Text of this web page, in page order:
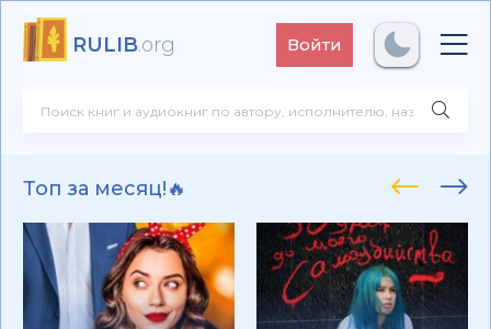
RULIB.org Войти
Топ за месяц!🔥